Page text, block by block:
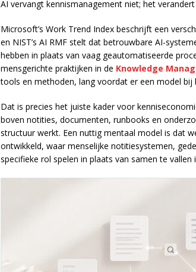
AI vervangt kennismanagement niet; het
Microsoft’s Work Trend Index beschrijft een
en NIST’s AI RMF stelt dat betrouwbare AI-
hebben in plaats van vaag geautomatiseerde
mensgerichte praktijken in de Knowledge
tools en methoden, lang voordat er een model bij
Dat is precies het juiste kader voor
boven notities, documenten, runbooks en
structuur werkt. Een nuttig mentaal model is dat
ontwikkeld, waar menselijke notitiesystemen,
specifieke rol spelen in plaats van samen te vallen